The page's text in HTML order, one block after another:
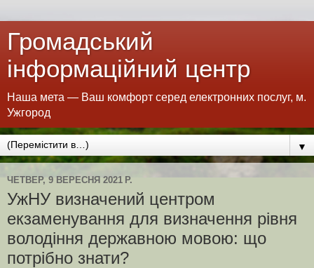
Громадський
інформаційний центр
Наша мета — Ваш комфорт серед електронних послуг, м.
Ужгород
▼
ЧЕТВЕР, 9 ВЕРЕСНЯ 2021 Р.
УжНУ визначений центром
екзаменування для визначення рівня
володіння державною мовою: що
потрібно знати?